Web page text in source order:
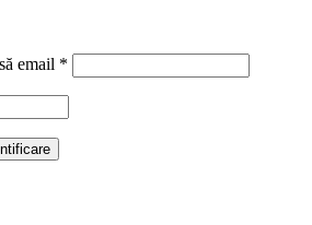
email *